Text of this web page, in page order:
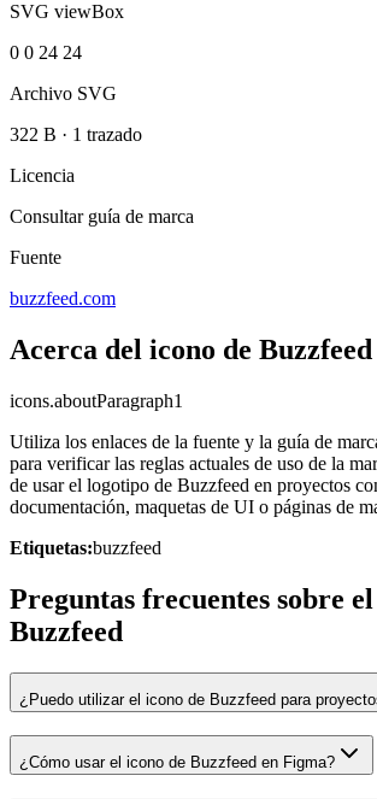
SVG viewBox
0 0 24 24
Archivo SVG
322 B · 1 trazado
Licencia
Consultar guía de marca
Fuente
buzzfeed.com
Acerca del icono de Buzzfeed
icons.aboutParagraph1
Utiliza los enlaces de la fuente y la guía de
para verificar las reglas actuales de uso de la
de usar el logotipo de Buzzfeed en proyectos
documentación, maquetas de UI o páginas de
Etiquetas:buzzfeed
Preguntas frecuentes sobre
Buzzfeed
¿Puedo utilizar el icono de Buzzfeed para
¿Cómo usar el icono de Buzzfeed en Figma?